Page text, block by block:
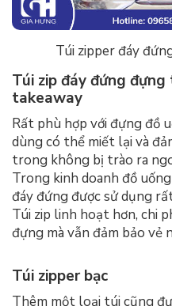
Túi zipper đáy
Túi zip đáy đứng
takeaway
Rất phù hợp với đựng đồ
dùng có thể miết lại và
trong không bị trào ra
Trong kinh doanh đồ
đáy đứng được sử dụng
Túi zip linh hoạt hơn, chi
đựng mà vẫn đảm bảo vẻ
Túi zipper bạc
Thêm một loại túi cũng